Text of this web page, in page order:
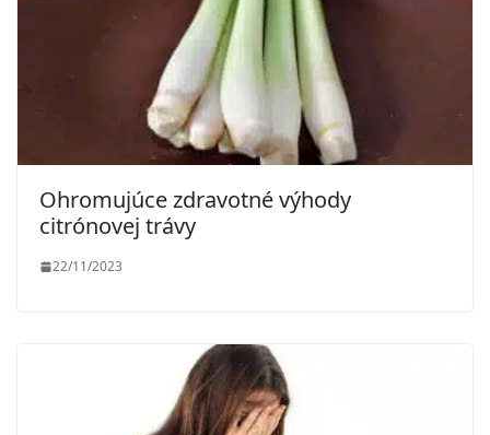
Ohromujúce zdravotné výhody
citrónovej trávy
22/11/2023